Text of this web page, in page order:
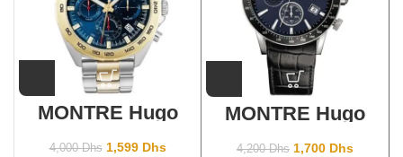
MONTRE Hugo
4,000Dhs 1,599 Dhs
MONTRE Hugo
1513391
4,200Dhs 1,700 Dhs